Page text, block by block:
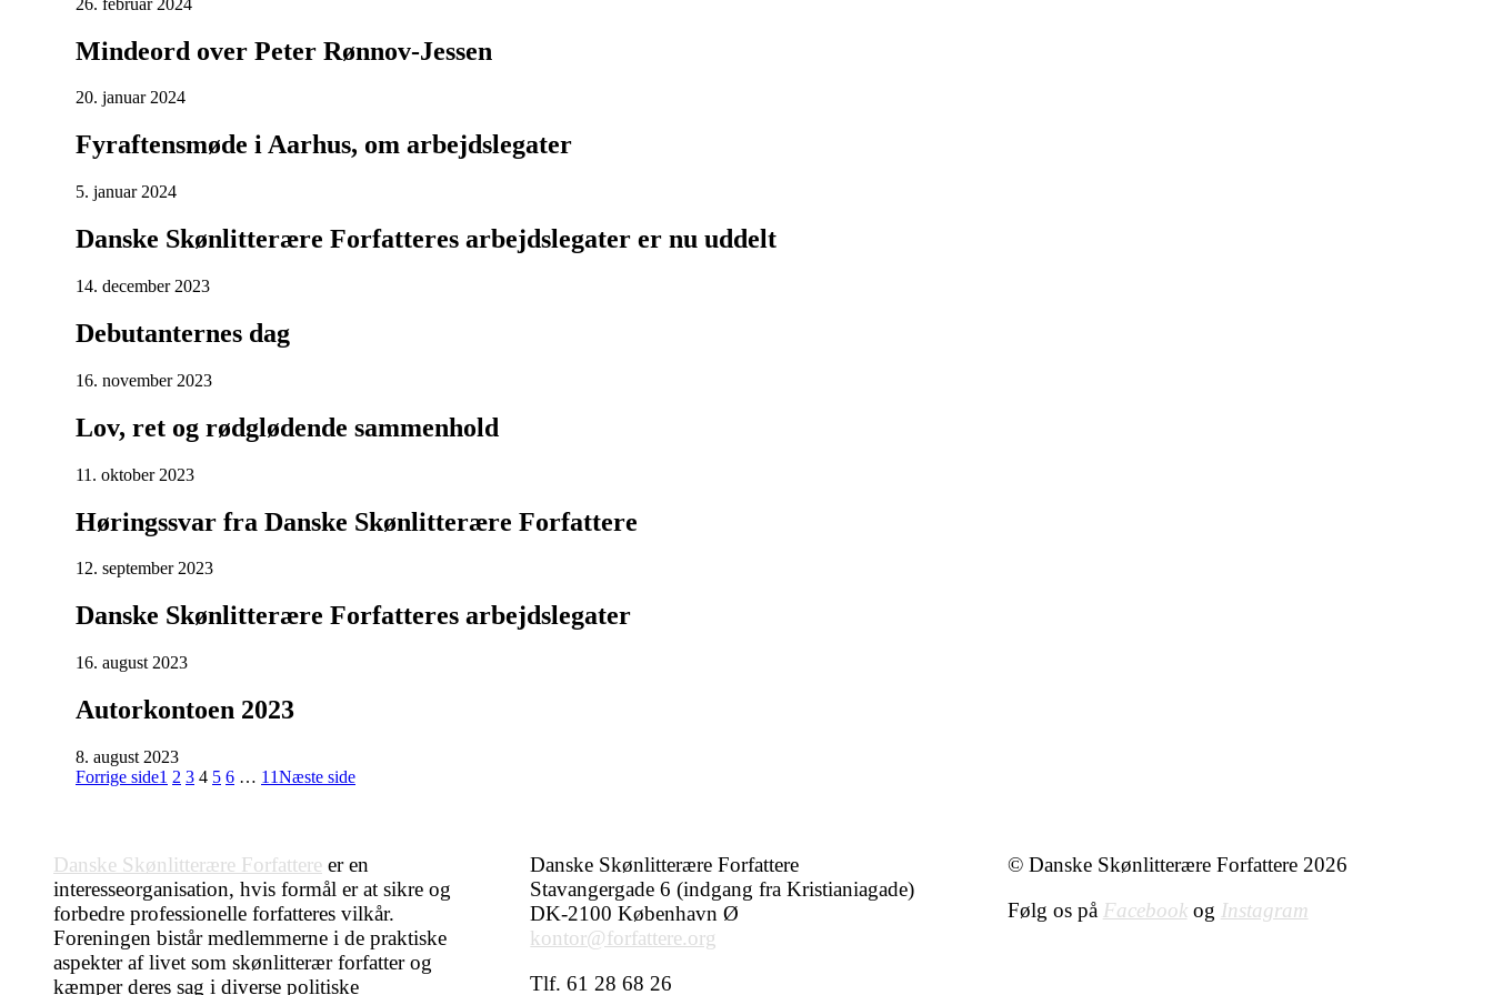
Mindeord over Peter Rønnov-Jessen
20. januar 2024
Fyraftensmøde i Aarhus, om arbejdslegater
5. januar 2024
Danske Skønlitterære Forfatteres arbejdslegater er nu uddelt
14. december 2023
Debutanternes dag
16. november 2023
Lov, ret og rødglødende sammenhold
11. oktober 2023
Høringssvar fra Danske Skønlitterære Forfattere
12. september 2023
Danske Skønlitterære Forfatteres arbejdslegater
16. august 2023
Autorkontoen 2023
8. august 2023
Forrige side1 2 3 4 5 6 … 11Næste side
Danske Skønlitterære Forfattere er en
interesseorganisation, hvis formål er at sikre og
forbedre professionelle forfatteres vilkår.
Foreningen bistår medlemmerne i de praktiske
aspekter af livet som skønlitterær forfatter og
kæmper deres sag i diverse politiske
Danske Skønlitterære Forfattere
Stavangergade 6 (indgang fra Kristianiagade)
DK-2100 København Ø
kontor@forfattere.org
Tlf. 61 28 68 26
© Danske Skønlitterære Forfattere 2026
Følg os på Facebook og Instagram